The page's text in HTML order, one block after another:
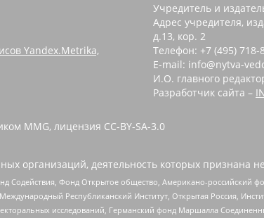
Yandex.Metrika,
Учредитель и
Адрес учредителя,
д.13, кор. 2
Телефон: +7 (495) 718-
E-mail: info@nytva-
И.О. главного
Разработчик сайта –
MMG, лицензия CC-BY-SA-3.0
организаций, деятельность которых признана
Содействия, Фонд Открытое общество, Американо-российский
Республиканский Институт, Открытая Россия,
исследований, Германский фонд Маршалла